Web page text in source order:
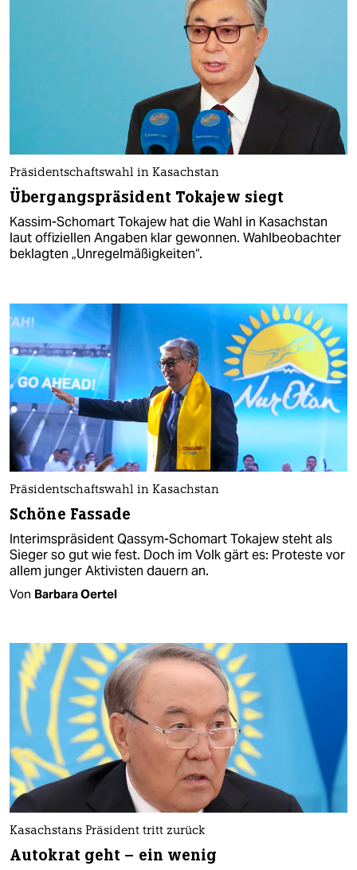
Präsidentschaftswahl in Kasachstan
Übergangspräsident Tokajew siegt
Kassim-Schomart Tokajew hat die Wahl in Kasachstan
laut offiziellen Angaben klar gewonnen. Wahlbeobachter
beklagten „Unregelmäßigkeiten“.
Präsidentschaftswahl in Kasachstan
Schöne Fassade
Interimspräsident Qassym-Schomart Tokajew steht als
Sieger so gut wie fest. Doch im Volk gärt es: Proteste vor
allem junger Aktivisten dauern an.
Von Barbara Oertel
Kasachstans Präsident tritt zurück
Autokrat geht – ein wenig